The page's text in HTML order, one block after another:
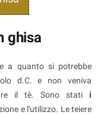
ghisa
a quanto si potrebbe
d.C. e non veniva
il tè. Sono stati i
e l'utilizzo. Le teiere